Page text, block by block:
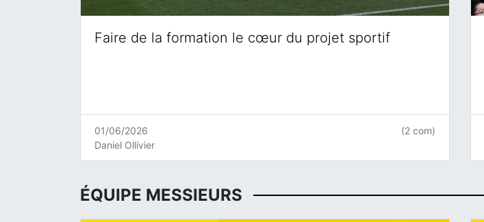
Faire de la formation le cœur du projet sportif
01/06/2026
Daniel Ollivier
(2 com)
ÉQUIPE MESSIEURS